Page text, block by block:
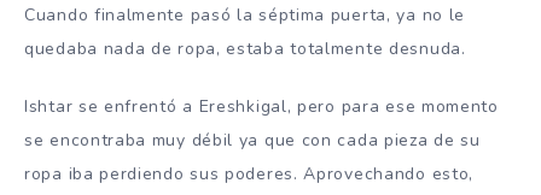
Cuando finalmente pasó la séptima puerta, ya no le
quedaba nada de ropa, estaba totalmente desnuda.
Ishtar se enfrentó a Ereshkigal, pero para ese momento
se encontraba muy débil ya que con cada pieza de su
ropa iba perdiendo sus poderes. Aprovechando esto,